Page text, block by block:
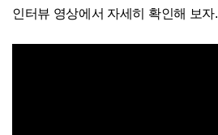
인터뷰 영상에서 자세히 확인해 보자.